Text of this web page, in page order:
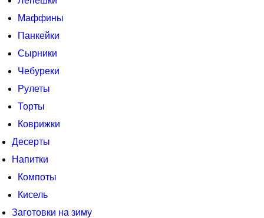
Маффины
Панкейки
Сырники
Чебуреки
Рулеты
Торты
Коврижки
Десерты
Напитки
Компоты
Кисель
Заготовки на зиму